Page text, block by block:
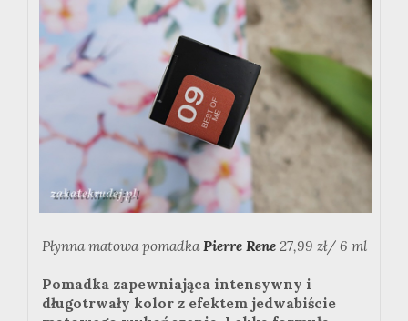
Płynna matowa pomadka Pierre Rene 27,99 zł/ 6 ml
Pomadka zapewniająca intensywny i
długotrwały kolor z efektem jedwabiście